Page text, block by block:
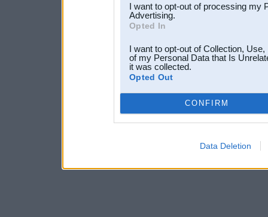
I want to opt-out of processing my
Advertising.
Opted In
I want to opt-out of Collection,
of my Personal Data that Is
it was collected.
Opted Out
CONFIRM
Data Deletion